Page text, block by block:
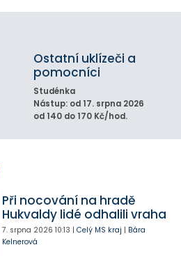
Ostatní uklízeči a
pomocníci
Studénka
Nástup: od 17. srpna 2026
od 140 do 170 Kč/hod.
Při nocování na hradě
Hukvaldy lidé odhalili vraha
7. srpna 2026 10:13 | Celý MS kraj | Bára
Kelnerová